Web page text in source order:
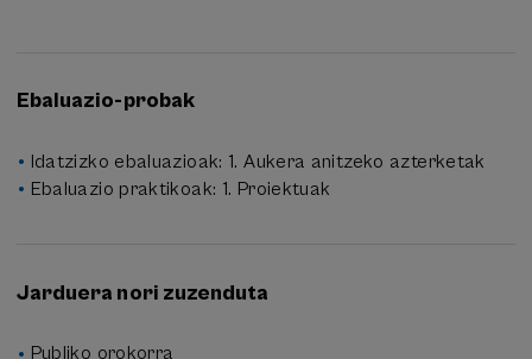
Ebaluazio-probak
Idatzizko ebaluazioak: 1. Aukera anitzeko azterketak
Ebaluazio praktikoak: 1. Proiektuak
Jarduera nori zuzenduta
Publiko orokorra